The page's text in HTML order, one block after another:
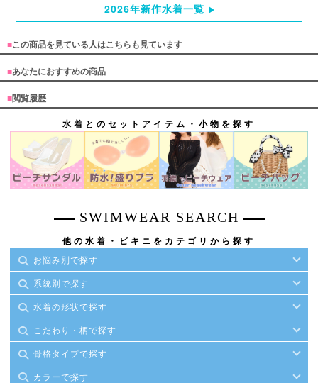
2026年新作水着一覧
■この商品を見ている人はこちらも見ています
■あなたにおすすめの商品
■閲覧履歴
水着とのセットアイテム・小物を探す
SWIMWEAR SEARCH
他の水着・ビキニをカテゴリから探す
お悩み別で探す
系統別で探す
水着の形状で探す
こだわり・柄で探す
骨格タイプで探す
カラーで探す